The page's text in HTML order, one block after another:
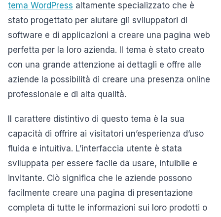
tema WordPress altamente specializzato che è
stato progettato per aiutare gli sviluppatori di
software e di applicazioni a creare una pagina web
perfetta per la loro azienda. Il tema è stato creato
con una grande attenzione ai dettagli e offre alle
aziende la possibilità di creare una presenza online
professionale e di alta qualità.
Il carattere distintivo di questo tema è la sua
capacità di offrire ai visitatori un’esperienza d’uso
fluida e intuitiva. L’interfaccia utente è stata
sviluppata per essere facile da usare, intuibile e
invitante. Ciò significa che le aziende possono
facilmente creare una pagina di presentazione
completa di tutte le informazioni sui loro prodotti o